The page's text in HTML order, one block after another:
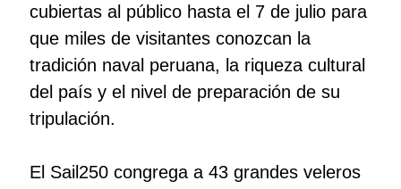
cubiertas al público hasta el 7 de julio para
que miles de visitantes conozcan la
tradición naval peruana, la riqueza cultural
del país y el nivel de preparación de su
tripulación.
El Sail250 congrega a 43 grandes veleros